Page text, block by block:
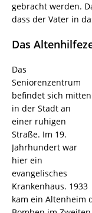
gebracht werden.
dass der Vater in
Das
Das
Seniorenzentrum
befindet sich mitten
in der Stadt an
einer ruhigen
Straße. Im 19.
Jahrhundert war
hier ein
evangelisches
Krankenhaus. 1933
kam ein Altenheim